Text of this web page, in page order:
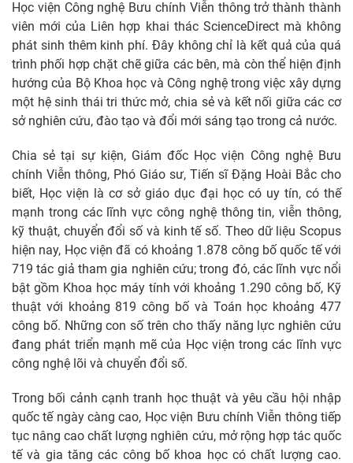
Học viện Công nghệ Bưu chính Viễn thông trở thành thành
viên mới của Liên hợp khai thác ScienceDirect mà không
phát sinh thêm kinh phí. Đây không chỉ là kết quả của quá
trình phối hợp chặt chẽ giữa các bên, mà còn thể hiện định
hướng của Bộ Khoa học và Công nghệ trong việc xây dựng
một hệ sinh thái tri thức mở, chia sẻ và kết nối giữa các cơ
sở nghiên cứu, đào tạo và đổi mới sáng tạo trong cả nước.
Chia sẻ tại sự kiện, Giám đốc Học viện Công nghệ Bưu
chính Viễn thông, Phó Giáo sư, Tiến sĩ Đặng Hoài Bắc cho
biết, Học viện là cơ sở giáo dục đại học có uy tín, có thế
mạnh trong các lĩnh vực công nghệ thông tin, viễn thông,
kỹ thuật, chuyển đổi số và kinh tế số. Theo dữ liệu Scopus
hiện nay, Học viện đã có khoảng 1.878 công bố quốc tế với
719 tác giả tham gia nghiên cứu; trong đó, các lĩnh vực nổi
bật gồm Khoa học máy tính với khoảng 1.290 công bố, Kỹ
thuật với khoảng 819 công bố và Toán học khoảng 477
công bố. Những con số trên cho thấy năng lực nghiên cứu
đang phát triển mạnh mẽ của Học viện trong các lĩnh vực
công nghệ lõi và chuyển đổi số.
Trong bối cảnh cạnh tranh học thuật và yêu cầu hội nhập
quốc tế ngày càng cao, Học viện Bưu chính Viễn thông tiếp
tục nâng cao chất lượng nghiên cứu, mở rộng hợp tác quốc
tế và gia tăng các công bố khoa học có chất lượng cao.